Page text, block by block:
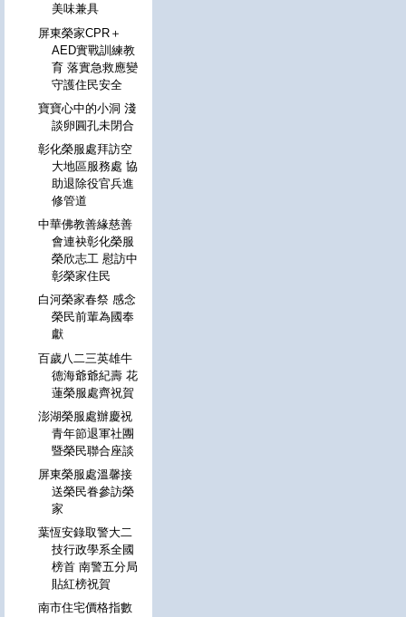
美味兼具
屏東榮家CPR＋
AED實戰訓練教
育 落實急救應變
守護住民安全
寶寶心中的小洞 淺
談卵圓孔未閉合
彰化榮服處拜訪空
大地區服務處 協
助退除役官兵進
修管道
中華佛教善緣慈善
會連袂彰化榮服
榮欣志工 慰訪中
彰榮家住民
白河榮家春祭 感念
榮民前輩為國奉
獻
百歲八二三英雄牛
德海爺爺紀壽 花
蓮榮服處齊祝賀
澎湖榮服處辦慶祝
青年節退軍社團
暨榮民聯合座談
屏東榮服處溫馨接
送榮民眷參訪榮
家
葉恆安錄取警大二
技行政學系全國
榜首 南警五分局
貼紅榜祝賀
南市住宅價格指數